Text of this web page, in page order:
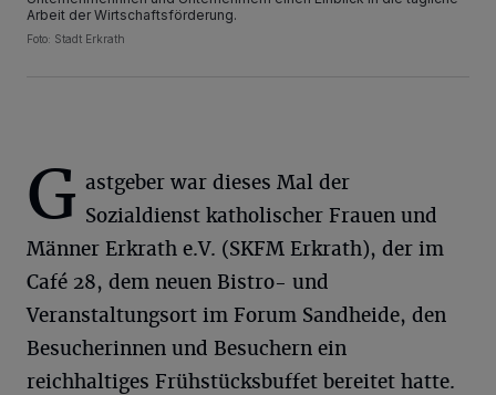
Arbeit der Wirtschaftsförderung.
Foto: Stadt Erkrath
G astgeber war dieses Mal der
Sozialdienst katholischer Frauen und
Männer Erkrath e.V. (SKFM Erkrath), der im
Café 28, dem neuen Bistro- und
Veranstaltungsort im Forum Sandheide, den
Besucherinnen und Besuchern ein
reichhaltiges Frühstücksbuffet bereitet hatte.